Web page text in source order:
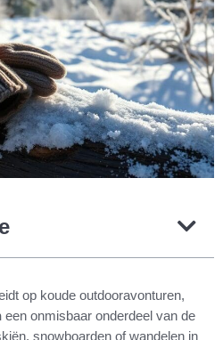
op koude outdooravonturen,
een onmisbaar onderdeel van de
snowboarden of wandelen in